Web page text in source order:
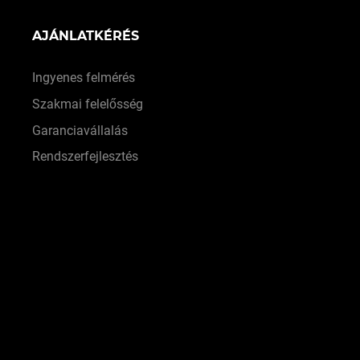
AJÁNLATKÉRÉS
Ingyenes felmérés
Szakmai felelősség
Garanciavállalás
Rendszerfejlesztés